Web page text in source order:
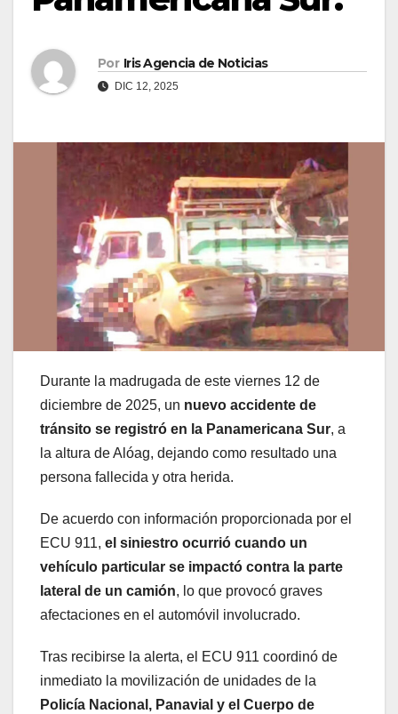
Por Iris Agencia de Noticias
DIC 12, 2025
Durante la madrugada de este viernes 12 de
diciembre de 2025, un nuevo accidente de
tránsito se registró en la Panamericana Sur, a
la altura de Alóag, dejando como resultado una
persona fallecida y otra herida.
De acuerdo con información proporcionada por el
ECU 911, el siniestro ocurrió cuando un
vehículo particular se impactó contra la parte
lateral de un camión, lo que provocó graves
afectaciones en el automóvil involucrado.
Tras recibirse la alerta, el ECU 911 coordinó de
inmediato la movilización de unidades de la
Policía Nacional, Panavial y el Cuerpo de